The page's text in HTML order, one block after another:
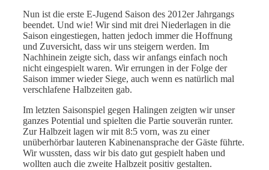
Nun ist die erste E-Jugend Saison des 2012er Jahrgangs
beendet. Und wie! Wir sind mit drei Niederlagen in die
Saison eingestiegen, hatten jedoch immer die Hoffnung
und Zuversicht, dass wir uns steigern werden. Im
Nachhinein zeigte sich, dass wir anfangs einfach noch
nicht eingespielt waren. Wir errungen in der Folge der
Saison immer wieder Siege, auch wenn es natürlich mal
verschlafene Halbzeiten gab.
Im letzten Saisonspiel gegen Halingen zeigten wir unser
ganzes Potential und spielten die Partie souverän runter.
Zur Halbzeit lagen wir mit 8:5 vorn, was zu einer
unüberhörbar lauteren Kabinenansprache der Gäste führte.
Wir wussten, dass wir bis dato gut gespielt haben und
wollten auch die zweite Halbzeit positiv gestalten.